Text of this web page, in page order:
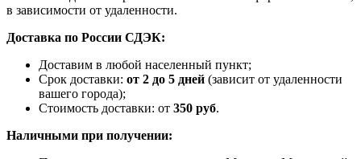
в зависимости от удаленности.
Доставка по России СДЭК:
Доставим в любой населенный пункт;
Срок доставки: от 2 до 5 дней (зависит от удаленности
вашего города);
Стоимость доставки: от 350 руб.
Наличными при получении: